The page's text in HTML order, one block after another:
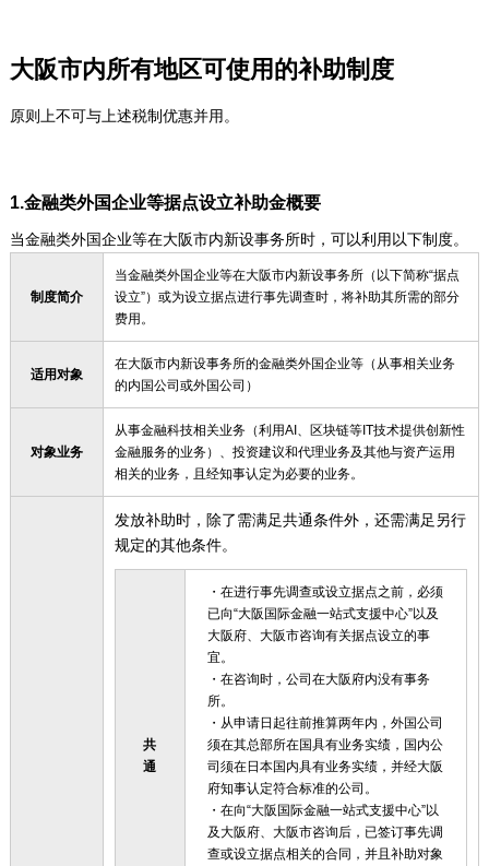
大阪市内所有地区可使用的补助制度
原则上不可与上述税制优惠并用。
1.金融类外国企业等据点设立补助金概要
当金融类外国企业等在大阪市内新设事务所时，可以利用以下制度。
制度简介
当金融类外国企业等在大阪市内新设事务所（以下简称“据点
设立”）或为设立据点进行事先调查时，将补助其所需的部分
费用。
适用对象
在大阪市内新设事务所的金融类外国企业等（从事相关业务
的内国公司或外国公司）
对象业务
从事金融科技相关业务（利用AI、区块链等IT技术提供创新性
金融服务的业务）、投资建议和代理业务及其他与资产运用
相关的业务，且经知事认定为必要的业务。
发放补助时，除了需满足共通条件外，还需满足另行
规定的其他条件。
共
通
・在进行事先调查或设立据点之前，必须
已向“大阪国际金融一站式支援中心”以及
大阪府、大阪市咨询有关据点设立的事
宜。
・在咨询时，公司在大阪府内没有事务
所。
・从申请日起往前推算两年内，外国公司
须在其总部所在国具有业务实绩，国内公
司须在日本国内具有业务实绩，并经大阪
府知事认定符合标准的公司。
・在向“大阪国际金融一站式支援中心”以
及大阪府、大阪市咨询后，已签订事先调
查或设立据点相关的合同，并且补助对象